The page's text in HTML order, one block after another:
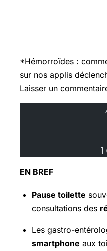
*Hémorroïdes :
sur nos applis
Laisser un
EN BREF
Pause toilette
consultations des
Les gastro-
smartphone aux